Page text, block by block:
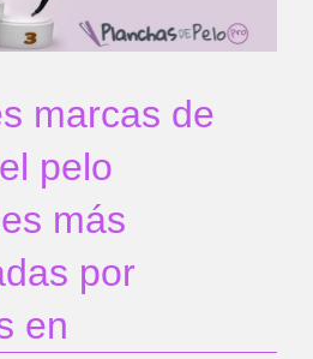
marcas de
pelo
más
por
en